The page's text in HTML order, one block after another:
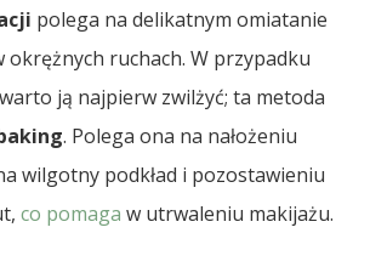
polega na delikatnym omiatanie
okrężnych ruchach. W przypadku
ją najpierw zwilżyć; ta metoda
. Polega ona na nałożeniu
wilgotny podkład i pozostawieniu
co pomaga w utrwaleniu makijażu.